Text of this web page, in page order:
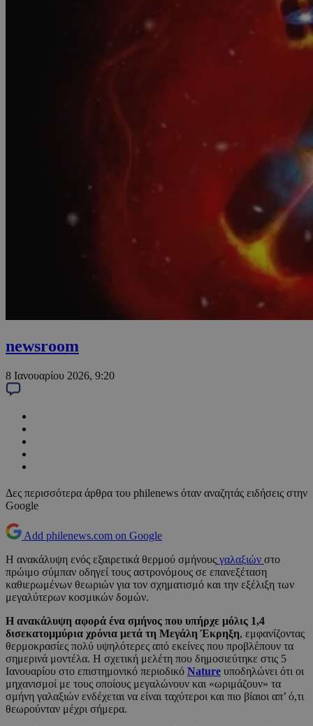
newsroom
8 Ιανουαρίου 2026, 9:20
Δες περισσότερα άρθρα του philenews όταν αναζητάς ειδήσεις στην
Google
Add philenews.com on Google
Η ανακάλυψη ενός εξαιρετικά θερμού σμήνους γαλαξιών στο
πρώιμο σύμπαν οδηγεί τους αστρονόμους σε επανεξέταση
καθιερωμένων θεωριών για τον σχηματισμό και την εξέλιξη των
μεγαλύτερων κοσμικών δομών.
Η ανακάλυψη αφορά ένα σμήνος που υπήρχε μόλις 1,4
δισεκατομμύρια χρόνια μετά τη Μεγάλη Έκρηξη, εμφανίζοντας
θερμοκρασίες πολύ υψηλότερες από εκείνες που προβλέπουν τα
σημερινά μοντέλα. Η σχετική μελέτη που δημοσιεύτηκε στις 5
Ιανουαρίου στο επιστημονικό περιοδικό Nature υποδηλώνει ότι οι
μηχανισμοί με τους οποίους μεγαλώνουν και «ωριμάζουν» τα
σμήνη γαλαξιών ενδέχεται να είναι ταχύτεροι και πιο βίαιοι απ’ ό,τι
θεωρούνταν μέχρι σήμερα.